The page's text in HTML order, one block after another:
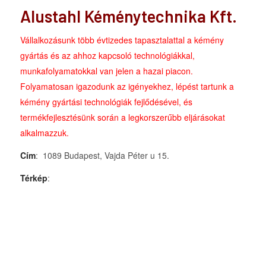
Alustahl Kéménytechnika Kft.
Vállalkozásunk több évtizedes tapasztalattal a kémény
gyártás és az ahhoz kapcsoló technológiákkal,
munkafolyamatokkal van jelen a hazai piacon.
Folyamatosan igazodunk az igényekhez, lépést tartunk a
kémény gyártási technológiák fejlődésével, és
termékfejlesztésünk során a legkorszerűbb eljárásokat
alkalmazzuk.
Cím: 1089 Budapest, Vajda Péter u 15.
Térkép: